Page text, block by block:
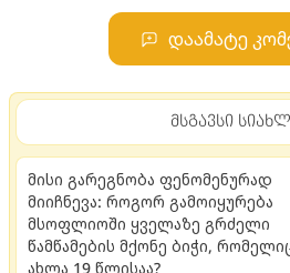
დაამატე
მსგავსი
მისი გარეგნობა ფენომენურად
მიიჩნევა: როგორ გამოიყურება
მსოფლიოში ყველაზე გრძელი
წამწამების მქონე ბიჭი,
ახლა 19 წლისაა?